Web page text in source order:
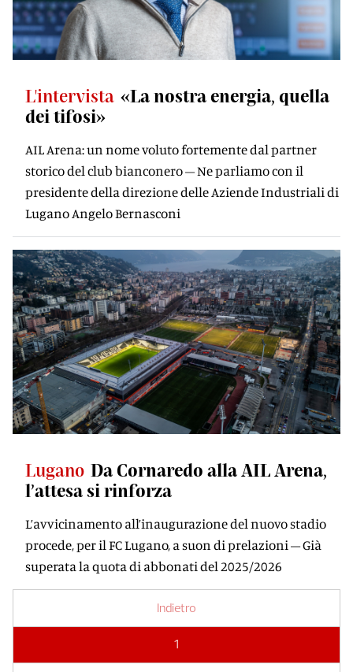
L'intervista «La nostra energia, quella
dei tifosi»
AIL Arena: un nome voluto fortemente dal partner
storico del club bianconero – Ne parliamo con il
presidente della direzione delle Aziende Industriali di
Lugano Angelo Bernasconi
Lugano Da Cornaredo alla AIL Arena,
l’attesa si rinforza
L’avvicinamento all’inaugurazione del nuovo stadio
procede, per il FC Lugano, a suon di prelazioni – Già
superata la quota di abbonati del 2025/2026
Indietro
1